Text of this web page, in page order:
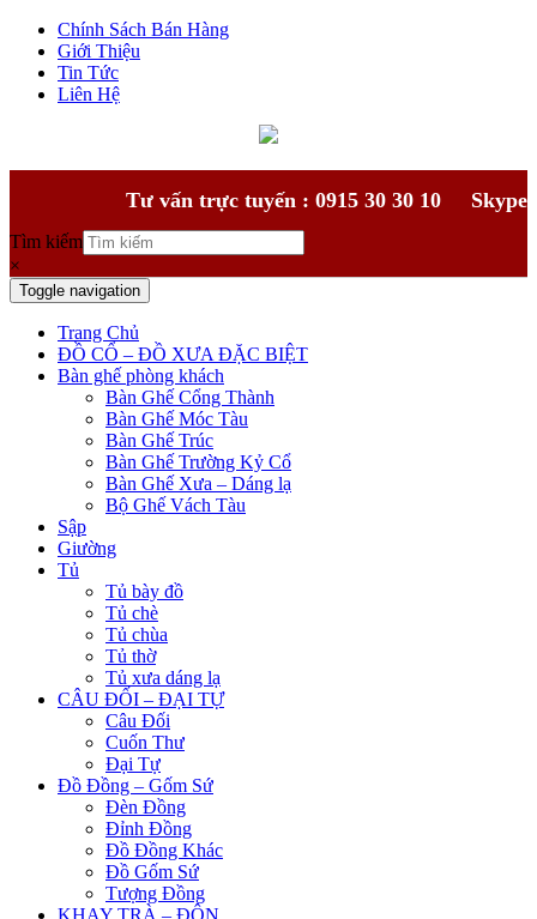
Chính Sách Bán Hàng
Giới Thiệu
Tin Tức
Liên Hệ
Tư vấn trực tuyến : 0915 30 30 10 Skype
Tìm kiếm
×
Toggle navigation
Trang Chủ
ĐỒ CỔ – ĐỒ XƯA ĐẶC BIỆT
Bàn ghế phòng khách
Bàn Ghế Cổng Thành
Bàn Ghế Móc Tàu
Bàn Ghế Trúc
Bàn Ghế Trường Kỷ Cổ
Bàn Ghế Xưa – Dáng lạ
Bộ Ghế Vách Tàu
Sập
Giường
Tủ
Tủ bày đồ
Tủ chè
Tủ chùa
Tủ thờ
Tủ xưa dáng lạ
CÂU ĐỐI – ĐẠI TỰ
Câu Đối
Cuốn Thư
Đại Tự
Đồ Đồng – Gốm Sứ
Đèn Đồng
Đỉnh Đồng
Đồ Đồng Khác
Đồ Gốm Sứ
Tượng Đồng
KHAY TRÀ – ĐÔN